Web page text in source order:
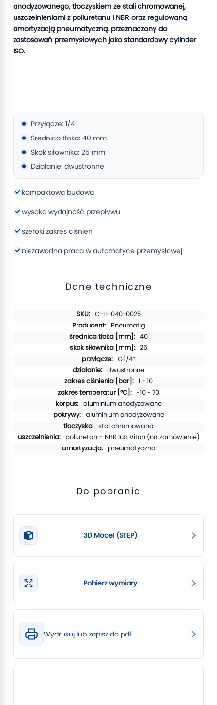
anodyzowanego, tłoczyskiem ze stali chromowanej,
uszczelnieniami z poliuretanu i NBR oraz regulowaną
amortyzacją pneumatyczną, przeznaczony do
zastosowań przemysłowych jako standardowy cylinder
ISO.
Przyłącze: 1/4″
Średnica tłoka: 40 mm
Skok siłownika: 25 mm
Działanie: dwustronne
kompaktowa budowa
wysoka wydajność przepływu
szeroki zakres ciśnień
niezawodna praca w automatyce przemysłowej
Dane techniczne
C-H-040-0025
Pneumatig
40
25
G 1/4″
dwustronne
1 - 10
-10 - 70
aluminium anodyzowane
aluminium anodyzowane
stal chromowana
poliuretan + NBR lub Viton (na zamówienie)
pneumatyczna
Do pobrania
3D Model (STEP)
Pobierz wymiary
Wydrukuj lub zapisz do pdf